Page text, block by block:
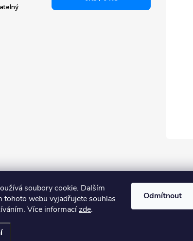
soubory cookie. Dalším
tohoto webu vyjadřujete souhlas
Více informacízde.
Odmítnout